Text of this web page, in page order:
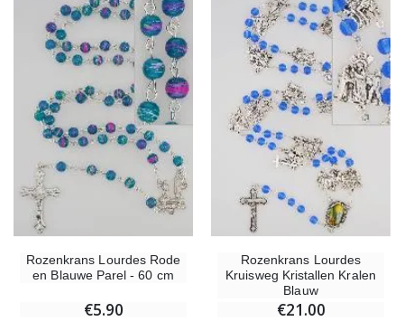
Rozenkrans Lourdes Rode
en Blauwe Parel - 60 cm
€5.90
Rozenkrans Lourdes
Kruisweg Kristallen Kralen
Blauw
€21.00